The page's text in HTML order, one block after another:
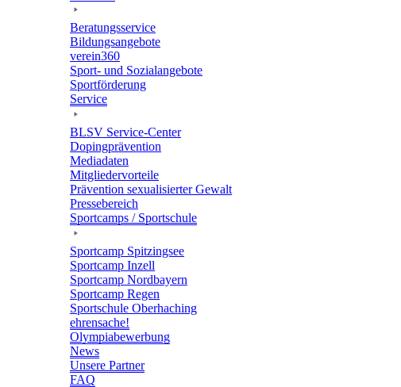
Bera­tungs­ser­vice
Bildungs­an­ge­bote
verein360
Sport- und Sozialangebote
Sport­för­de­rung
Service
BLSV Service-Center
Doping­prä­ven­tion
Media­da­ten
Mitglie­der­vor­teile
Präven­tion sexua­li­sier­ter Gewalt
Pres­se­be­reich
Sport­camps / Sportschule
Sport­camp Spitzingsee
Sport­camp Inzell
Sport­camp Nordbayern
Sport­camp Regen
Sport­schule Oberhaching
ehren­sa­che!
Olym­pia­be­wer­bung
News
Unsere Part­ner
FAQ